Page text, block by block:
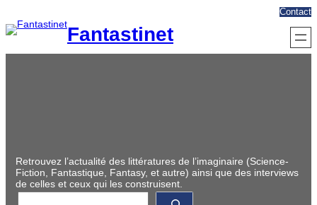
au
contenu
Fantastinet
Contact
Retrouvez l’actualité des littératures de l’imaginaire (Science-
Fiction, Fantastique, Fantasy, et autre) ainsi que des interviews
de celles et ceux qui les construisent.
R